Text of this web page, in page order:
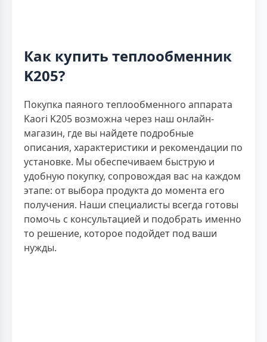
Как купить теплообменник
K205?
Покупка паяного теплообменного аппарата
Kaori K205 возможна через наш онлайн-
магазин, где вы найдете подробные
описания, характеристики и рекомендации по
установке. Мы обеспечиваем быструю и
удобную покупку, сопровождая вас на каждом
этапе: от выбора продукта до момента его
получения. Наши специалисты всегда готовы
помочь с консультацией и подобрать именно
то решение, которое подойдет под ваши
нужды.